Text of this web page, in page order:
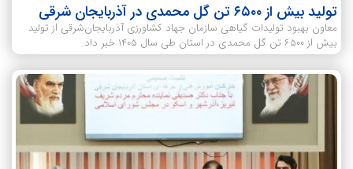
تولید بیش از ۶۵۰۰ تن گل محمدی در آذربایجان شرقی
معاون بهبود تولیدات گیاهی سازمان جهاد کشاورزی آذربایجان‌شرقی از تولید
بیش از ۶۵۰۰ تن گل محمدی در استان طی سال ۱۴۰۵ خبر داد.